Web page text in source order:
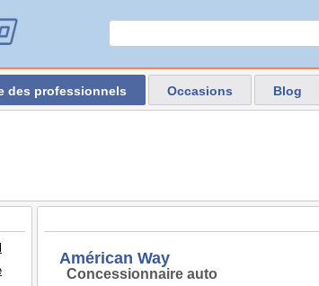
des professionnels Occasions Blog
Américan Way
Concessionnaire auto